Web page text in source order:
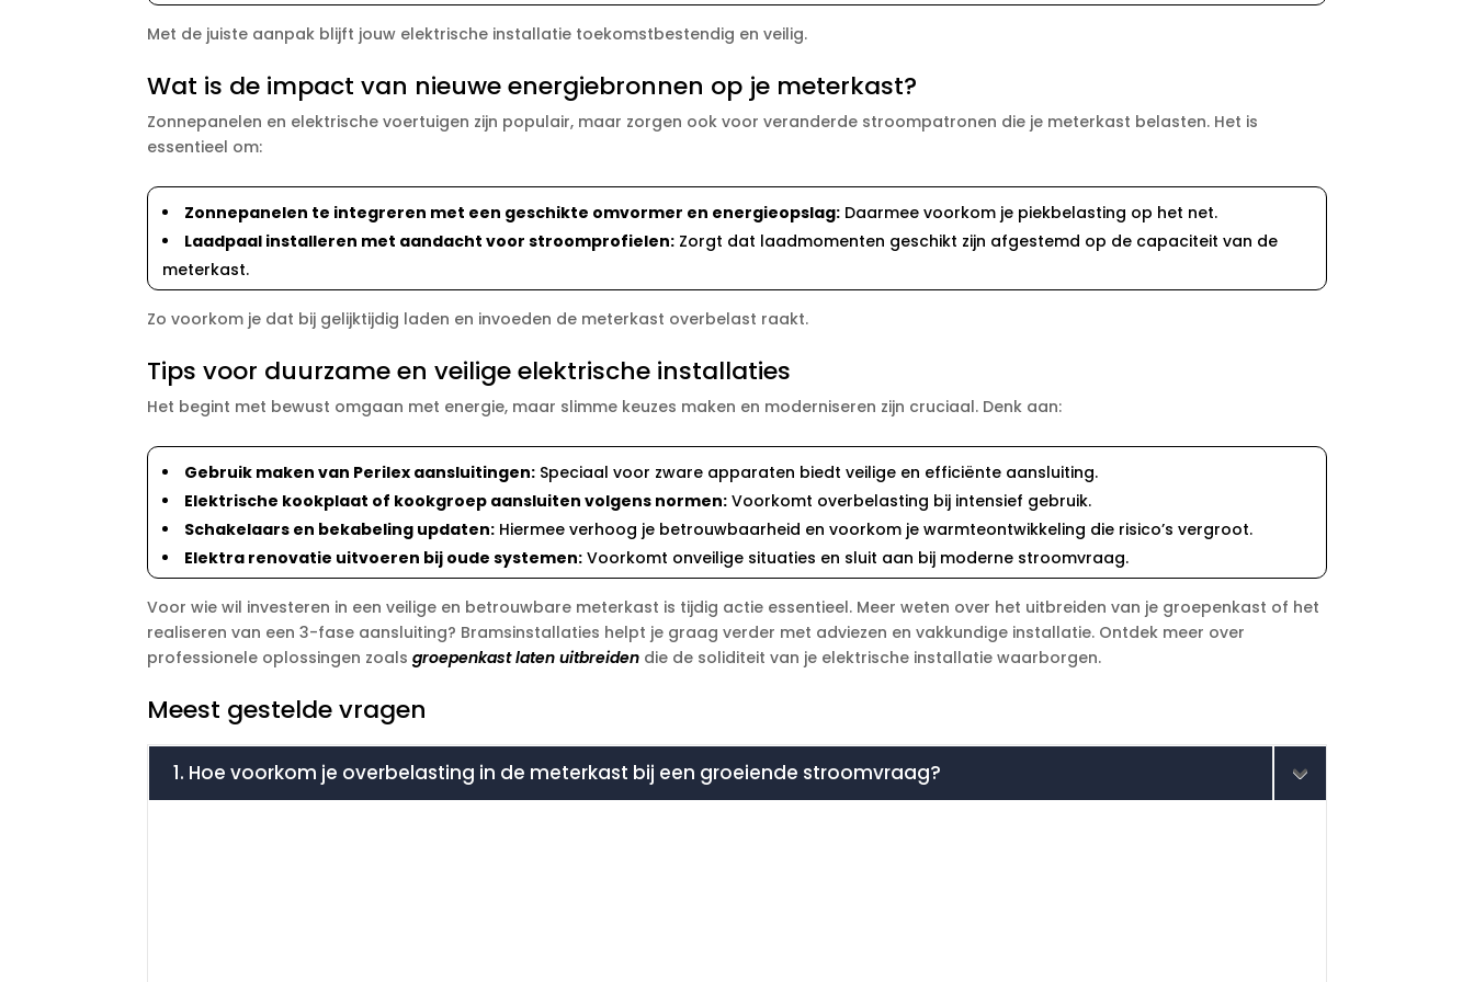
Met de juiste aanpak blijft jouw elektrische installatie toekomstbestendig en veilig.​
Wat is de impact van nieuwe energiebronnen op je meterkast?
Zonnepanelen en elektrische voertuigen zijn populair, maar zorgen ook voor veranderde stroompatronen die je meterkast belasten.​ Het is
essentieel om:
Zonnepanelen te integreren met een geschikte omvormer en energieopslag: Daarmee voorkom je piekbelasting op het net.​
Laadpaal installeren met aandacht voor stroomprofielen: Zorgt dat laadmomenten geschikt zijn afgestemd op de capaciteit van de
meterkast.​
Zo voorkom je dat bij gelijktijdig laden en invoeden de meterkast overbelast raakt.​
Tips voor duurzame en veilige elektrische installaties
Het begint met bewust omgaan met energie, maar slimme keuzes maken en moderniseren zijn cruciaal.​ Denk aan:
Gebruik maken van Perilex aansluitingen: Speciaal voor zware apparaten biedt veilige en efficiënte aansluiting.​
Elektrische kookplaat of kookgroep aansluiten volgens normen: Voorkomt overbelasting bij intensief gebruik.​
Schakelaars en bekabeling updaten: Hiermee verhoog je betrouwbaarheid en voorkom je warmteontwikkeling die risico’s vergroot.​
Elektra renovatie uitvoeren bij oude systemen: Voorkomt onveilige situaties en sluit aan bij moderne stroomvraag.​
Voor wie wil investeren in een veilige en betrouwbare meterkast is tijdig actie essentieel.​ Meer weten over het uitbreiden van je groepenkast of het
realiseren van een 3-fase aansluiting? Bramsinstallaties helpt je graag verder met adviezen en vakkundige installatie.​ Ontdek meer over
professionele oplossingen zoalsgroepenkast laten uitbreiden die de soliditeit van je elektrische installatie waarborgen.​
Meest gestelde vragen
1. Hoe voorkom je overbelasting in de meterkast bij een groeiende stroomvraag?